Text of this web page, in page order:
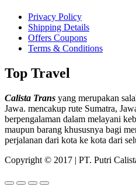
Privacy Policy
Shipping Details
Offers Coupons
Terms & Conditions
Top Travel
Calista Trans yang merupakan
Jawa. mencakup rute Sumatra,
berpengalaman dalam melayani
maupun barang khususnya bagi
perjalanan dari kota ke kota dari
Copyright © 2017 | PT. Putri